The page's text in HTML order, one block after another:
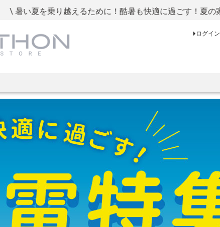
り越えるために！酷暑も快適に過ごす！夏の家電特集 /
ログイン